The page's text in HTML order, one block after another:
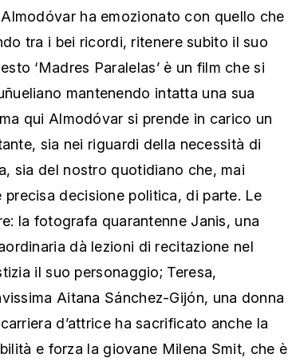
ha emozionato con quello che
tra i bei ricordi, ritenere subito il suo
‘Madres Paralelas’ è un film che si
mantenendo intatta una sua
qui Almodóvar si prende in carico un
sia nei riguardi della necessità di
sia del nostro quotidiano che, mai
precisa decisione politica, di parte. Le
la fotografa quarantenne Janis, una
dà lezioni di recitazione nel
il suo personaggio; Teresa,
Aitana Sánchez-Gijón, una donna
d’attrice ha sacrificato anche la
e forza la giovane Milena Smit, che è